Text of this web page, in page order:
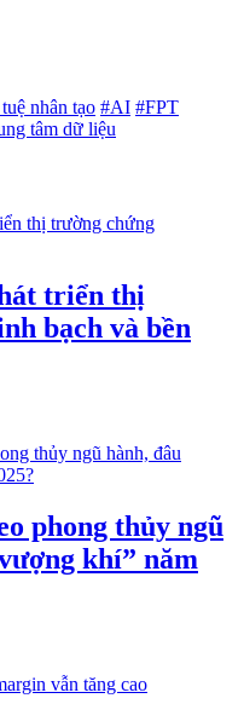
nhân tạo #AI #FPT
tâm dữ liệu
triển thị
bạch và bền
phong thủy ngũ
khí” năm